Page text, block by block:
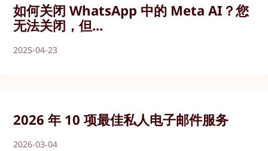
如何关闭 WhatsApp 中的 Meta AI？您
无法关闭，但...
2025-04-23
2026 年 10 项最佳私人电子邮件服务
2026-03-04